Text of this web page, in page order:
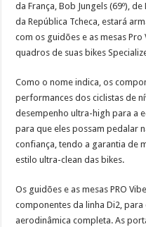
da França, Bob Jungels (69º),
da República Tcheca, estará
com os guidões e as mesas
quadros de suas bikes
Como o nome indica, os
performances dos ciclistas de
desempenho ultra-high para a
para que eles possam pedalar
confiança, tendo a garantia de
estilo ultra-clean das bikes.
Os guidões e as mesas PRO
componentes da linha Di2,
aerodinâmica completa. As